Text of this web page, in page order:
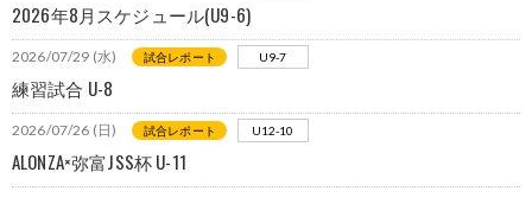
2026年8月スケジュール(U9-6)
2026/07/29 (水) 試合レポート U9-7
練習試合 U-8
2026/07/26 (日) 試合レポート U12-10
ALONZA×弥富JSS杯 U-11